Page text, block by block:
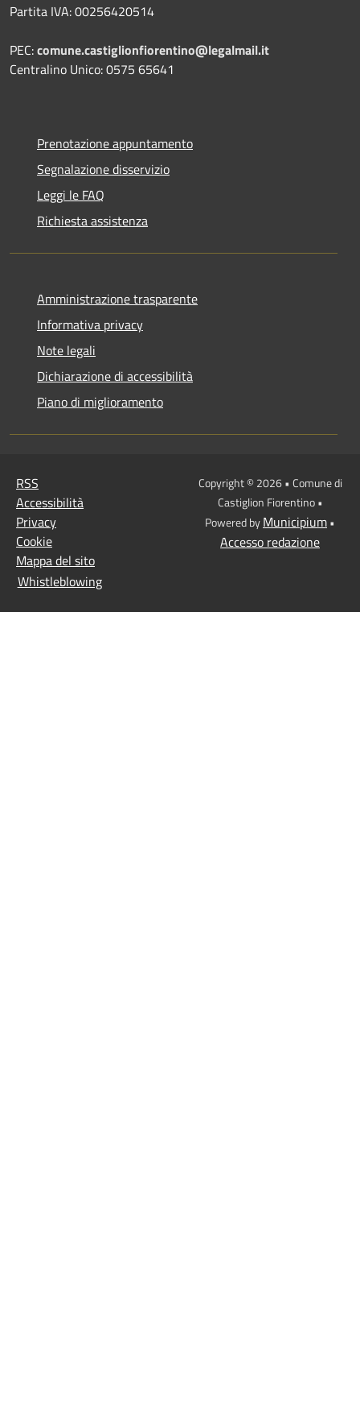
Partita IVA: 00256420514
PEC:comune.castiglionfiorentino@legalmail.it
Centralino Unico: 0575 65641
Prenotazione appuntamento
Segnalazione disservizio
Leggi le FAQ
Richiesta assistenza
Amministrazione trasparente
Informativa privacy
Note legali
Dichiarazione di accessibilità
Piano di miglioramento
RSS
Accessibilità
Privacy
Cookie
Mappa del sito
Whistleblowing
Copyright © 2026 • Comune di
Castiglion Fiorentino •
Powered byMunicipium•
Accesso redazione